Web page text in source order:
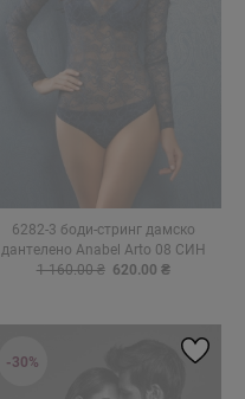
6282-3 боди-стринг дамско
дантелено Anabel Arto 08 СИН
1 160.00 ₴ 620.00 ₴
-30%